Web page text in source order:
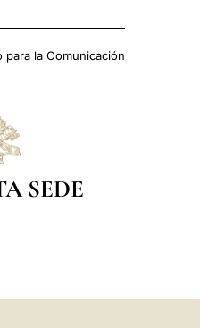
la Comunicación
SEDE